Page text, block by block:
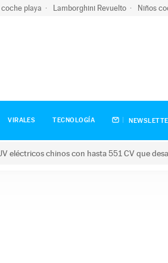
coche playa Lamborghini Revuelto Niños
VIRALES TECNOLOGÍA
eléctricos chinos con hasta 551 CV que